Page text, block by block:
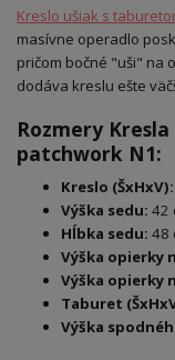
Kreslo ušiak s
masívne operadlo
pričom bočné "uši" na
dodáva kreslu ešte
Rozmery
patchwork N1:
Kreslo (ŠxHxV):
Výška sedu: 42
Hĺbka sedu: 48
Výška opierky
Výška opierky
Taburet
Výška